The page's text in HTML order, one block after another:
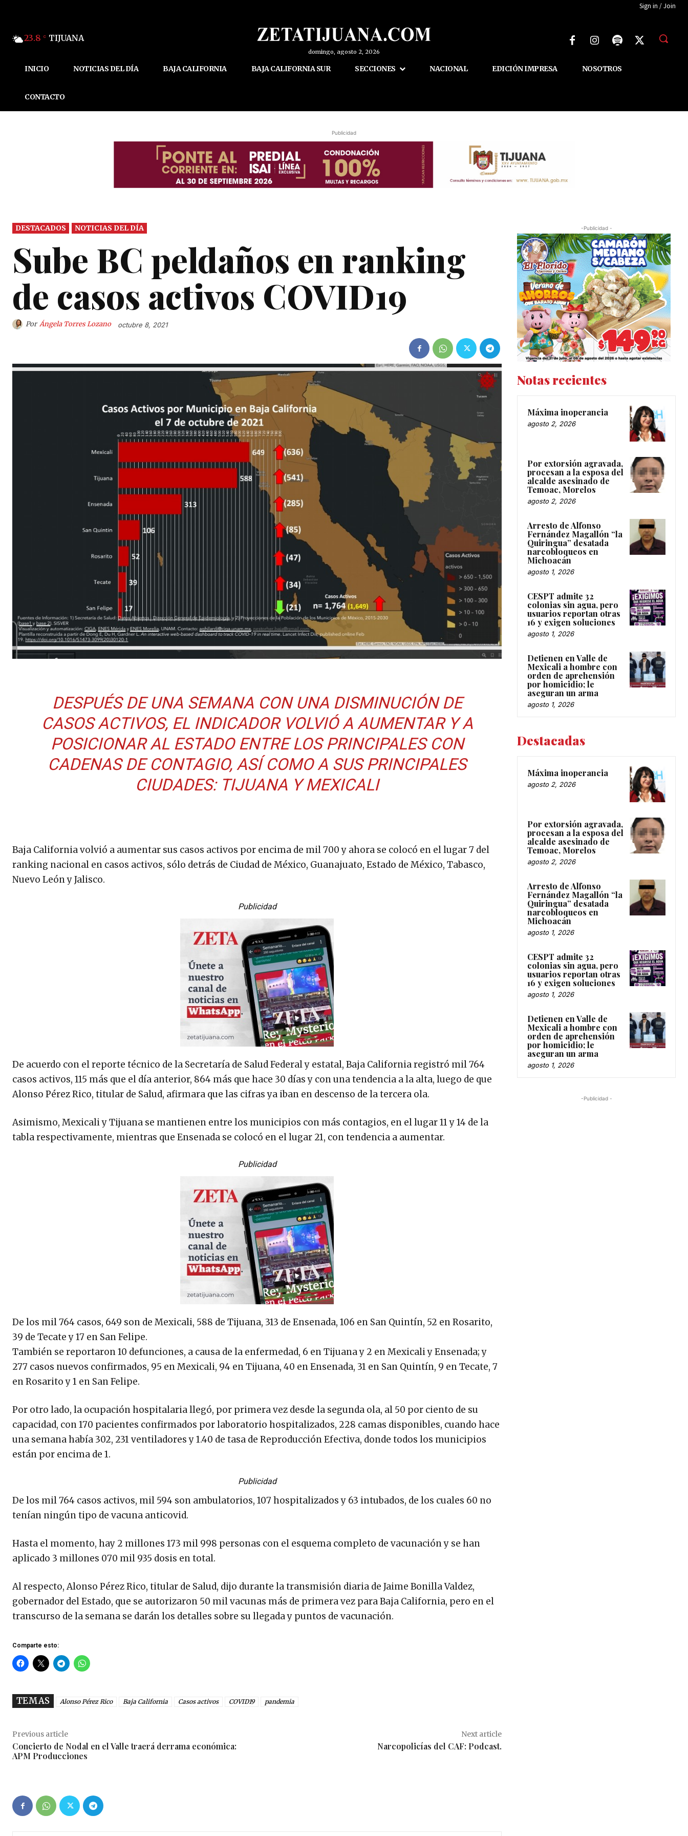
Sign in / Join
23.8 C TIJUANA
domingo, agosto 2, 2026
INICIO NOTICIAS DEL DÍA BAJA CALIFORNIA BAJA CALIFORNIA SUR SECCIONES NACIONAL EDICIÓN IMPRESA NOSOTROS
CONTACTO
Publicidad
DESTACADOS NOTICIAS DEL DÍA
Sube BC peldaños en ranking
de casos activos COVID19
Por Ángela Torres Lozano octubre 8, 2021
DESPUÉS DE UNA SEMANA CON UNA DISMINUCIÓN DE
CASOS ACTIVOS, EL INDICADOR VOLVIÓ A AUMENTAR Y A
POSICIONAR AL ESTADO ENTRE LOS PRINCIPALES CON
CADENAS DE CONTAGIO, ASÍ COMO A SUS PRINCIPALES
CIUDADES: TIJUANA Y MEXICALI
Baja California volvió a aumentar sus casos activos por encima de mil 700 y ahora se colocó en el lugar 7 del
ranking nacional en casos activos, sólo detrás de Ciudad de México, Guanajuato, Estado de México, Tabasco,
Nuevo León y Jalisco.
Publicidad
De acuerdo con el reporte técnico de la Secretaría de Salud Federal y estatal, Baja California registró mil 764
casos activos, 115 más que el día anterior, 864 más que hace 30 días y con una tendencia a la alta, luego de que
Alonso Pérez Rico, titular de Salud, afirmara que las cifras ya iban en descenso de la tercera ola.
Asimismo, Mexicali y Tijuana se mantienen entre los municipios con más contagios, en el lugar 11 y 14 de la
tabla respectivamente, mientras que Ensenada se colocó en el lugar 21, con tendencia a aumentar.
Publicidad
De los mil 764 casos, 649 son de Mexicali, 588 de Tijuana, 313 de Ensenada, 106 en San Quintín, 52 en Rosarito,
39 de Tecate y 17 en San Felipe.
También se reportaron 10 defunciones, a causa de la enfermedad, 6 en Tijuana y 2 en Mexicali y Ensenada; y
277 casos nuevos confirmados, 95 en Mexicali, 94 en Tijuana, 40 en Ensenada, 31 en San Quintín, 9 en Tecate, 7
en Rosarito y 1 en San Felipe.
Por otro lado, la ocupación hospitalaria llegó, por primera vez desde la segunda ola, al 50 por ciento de su
capacidad, con 170 pacientes confirmados por laboratorio hospitalizados, 228 camas disponibles, cuando hace
una semana había 302, 231 ventiladores y 1.40 de tasa de Reproducción Efectiva, donde todos los municipios
están por encima de 1.
Publicidad
De los mil 764 casos activos, mil 594 son ambulatorios, 107 hospitalizados y 63 intubados, de los cuales 60 no
tenían ningún tipo de vacuna anticovid.
Hasta el momento, hay 2 millones 173 mil 998 personas con el esquema completo de vacunación y se han
aplicado 3 millones 070 mil 935 dosis en total.
Al respecto, Alonso Pérez Rico, titular de Salud, dijo durante la transmisión diaria de Jaime Bonilla Valdez,
gobernador del Estado, que se autorizaron 50 mil vacunas más de primera vez para Baja California, pero en el
transcurso de la semana se darán los detalles sobre su llegada y puntos de vacunación.
Comparte esto:
TEMAS Alonso Pérez Rico Baja California Casos activos COVID19 pandemia
Previous article
Concierto de Nodal en el Valle traerá derrama económica:
APM Producciones
Next article
Narcopolicías del CAF: Podcast.
-Publicidad -
Notas recientes
Máxima inoperancia
agosto 2, 2026
Por extorsión agravada,
procesan a la esposa del
alcalde asesinado de
Temoac, Morelos
agosto 2, 2026
Arresto de Alfonso
Fernández Magallón “la
Quiringua” desatada
narcobloqueos en
Michoacán
agosto 1, 2026
CESPT admite 32
colonias sin agua, pero
usuarios reportan otras
16 y exigen soluciones
agosto 1, 2026
Detienen en Valle de
Mexicali a hombre con
orden de aprehensión
por homicidio; le
aseguran un arma
agosto 1, 2026
Destacadas
Máxima inoperancia
agosto 2, 2026
Por extorsión agravada,
procesan a la esposa del
alcalde asesinado de
Temoac, Morelos
agosto 2, 2026
Arresto de Alfonso
Fernández Magallón “la
Quiringua” desatada
narcobloqueos en
Michoacán
agosto 1, 2026
CESPT admite 32
colonias sin agua, pero
usuarios reportan otras
16 y exigen soluciones
agosto 1, 2026
Detienen en Valle de
Mexicali a hombre con
orden de aprehensión
por homicidio; le
aseguran un arma
agosto 1, 2026
-Publicidad -